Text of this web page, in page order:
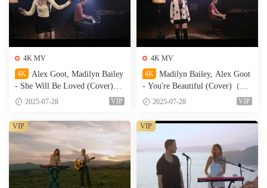
4K MV
4K
Alex Goot, Madilyn Bailey
- She Will Be Loved (Cover)
（MKV-155M）
2025-07-28 VIP
4K MV
4K
Madilyn Bailey, Alex Goot
- You're Beautiful (Cover)（W
EB-214M）
2025-07-28 VIP
VIP VIP